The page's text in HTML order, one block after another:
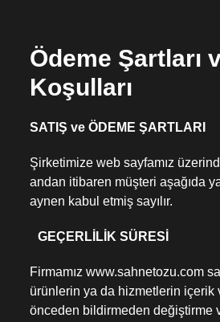
Ödeme Şartları
Koşulları
SATIŞ ve ÖDEME ŞARTLARI
Şirketimize web sayfamız
andan itibaren müşteri aşağıda
aynen kabul etmiş sayılır.
GEÇERLİLİK SÜRESİ
Firmamız www.sahnetozu.com
ürünlerin ya da hizmetlerin içerik
önceden bildirmeden değiştirme